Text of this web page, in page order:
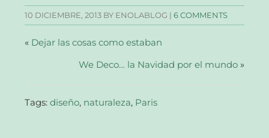
una
ventana
nueva)
una
ventana
nueva)
una
ventana
nueva)
a
un
amigo
abre
en
ventana
10 DICIEMBRE, 2013 BY ENOLABLOG |6 COMMENTS
« Dejar las cosas como estaban
We Deco… la Navidad por el mundo»
Tags:diseño, naturaleza, Paris